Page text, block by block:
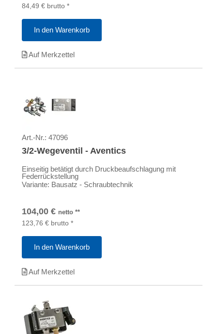
84,49 € brutto *
In den Warenkorb
Auf Merkzettel
Art.-Nr.: 47096
3/2-Wegeventil - Aventics
Einseitig betätigt durch Druckbeaufschlagung mit
Federrückstellung
Variante: Bausatz - Schraubtechnik
104,00 € netto **
123,76 € brutto *
In den Warenkorb
Auf Merkzettel